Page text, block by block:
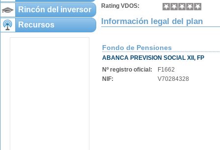
Rincón del inversor
Recursos
Rating VDOS:
Información legal del plan
Fondo de Pensiones
ABANCA PREVISION SOCIAL XII, FP
Nº registro oficial:
F1662
NIF:
V70284328